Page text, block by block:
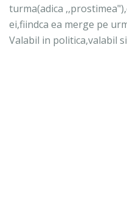
turma(adica
ei,fiindca ea merge pe
Valabil in politica,valabil